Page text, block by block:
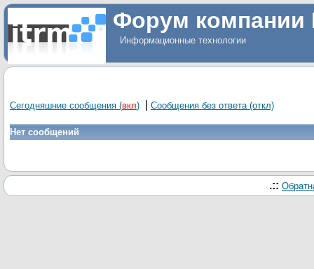
Форум компании
Информационные технологии
Сегодняшние сообщения (вкл) Сообщения без ответа (откл)
Нет сообщений
.::